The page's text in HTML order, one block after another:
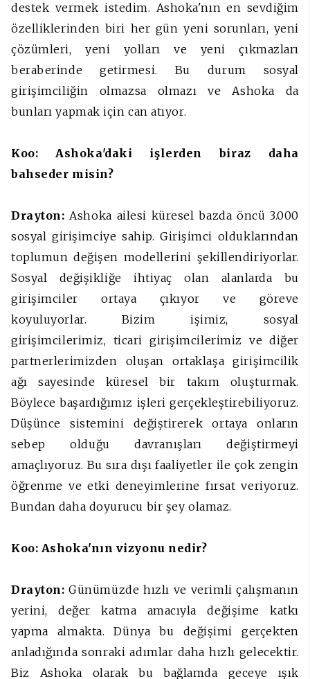
destek vermek istedim. Ashoka'nın en sevdiğim
özelliklerinden biri her gün yeni sorunları, yeni
çözümleri, yeni yolları ve yeni çıkmazları
beraberinde getirmesi. Bu durum sosyal
girişimciliğin olmazsa olmazı ve Ashoka da
bunları yapmak için can atıyor.
Koo: Ashoka'daki işlerden biraz daha
bahseder misin?
Drayton: Ashoka ailesi küresel bazda öncü 3.000
sosyal girişimciye sahip. Girişimci olduklarından
toplumun değişen modellerini şekillendiriyorlar.
Sosyal değişikliğe ihtiyaç olan alanlarda bu
girişimciler ortaya çıkıyor ve göreve
koyuluyorlar. Bizim işimiz, sosyal
girişimcilerimiz, ticari girişimcilerimiz ve diğer
partnerlerimizden oluşan ortaklaşa girişimcilik
ağı sayesinde küresel bir takım oluşturmak.
Böylece başardığımız işleri gerçekleştirebiliyoruz.
Düşünce sistemini değiştirerek ortaya onların
sebep olduğu davranışları değiştirmeyi
amaçlıyoruz. Bu sıra dışı faaliyetler ile çok zengin
öğrenme ve etki deneyimlerine fırsat veriyoruz.
Bundan daha doyurucu bir şey olamaz.
Koo: Ashoka'nın vizyonu nedir?
Drayton: Günümüzde hızlı ve verimli çalışmanın
yerini, değer katma amacıyla değişime katkı
yapma almakta. Dünya bu değişimi gerçekten
anladığında sonraki adımlar daha hızlı gelecektir.
Biz Ashoka olarak bu bağlamda geceye ışık